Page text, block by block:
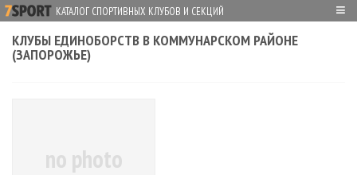
КАТАЛОГ СПОРТИВНЫХ КЛУБОВ И СЕКЦИЙ ≡
КЛУБЫ ЕДИНОБОРСТВ В КОММУНАРСКОМ РАЙОНЕ
(ЗАПОРОЖЬЕ)
no photo